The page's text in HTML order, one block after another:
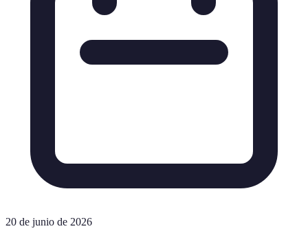
20 de junio de 2026